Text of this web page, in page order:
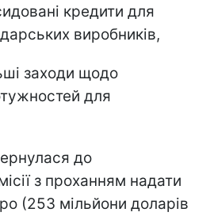
кредити для
виробників,
заходи щодо
для
до
з проханням надати
(253 мільйони доларів